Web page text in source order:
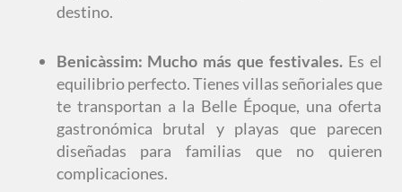
destino.
Benicàssim: Mucho más que festivales.Es el
equilibrio perfecto. Tienes villas señoriales que
te transportan a la Belle Époque, una oferta
gastronómica brutal y playas que parecen
diseñadas para familias que no quieren
complicaciones.